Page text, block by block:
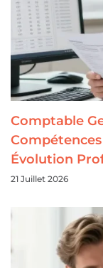
Comptable
Évolution
21 Juillet 2026